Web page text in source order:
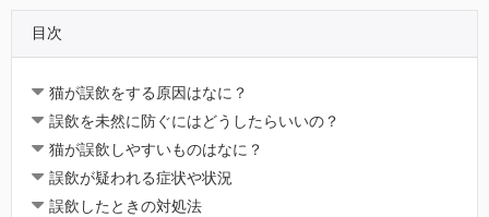
目次
猫が誤飲をする原因はなに？
誤飲を未然に防ぐにはどうしたらいいの？
猫が誤飲しやすいものはなに？
誤飲が疑われる症状や状況
誤飲したときの対処法